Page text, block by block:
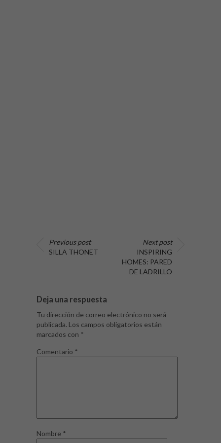
Previous post
SILLA THONET
Next post
INSPIRING
HOMES: PARED
DE LADRILLO
Deja una respuesta
Tu dirección de correo electrónico no será
publicada. Los campos obligatorios están
marcados con *
Comentario *
Nombre *